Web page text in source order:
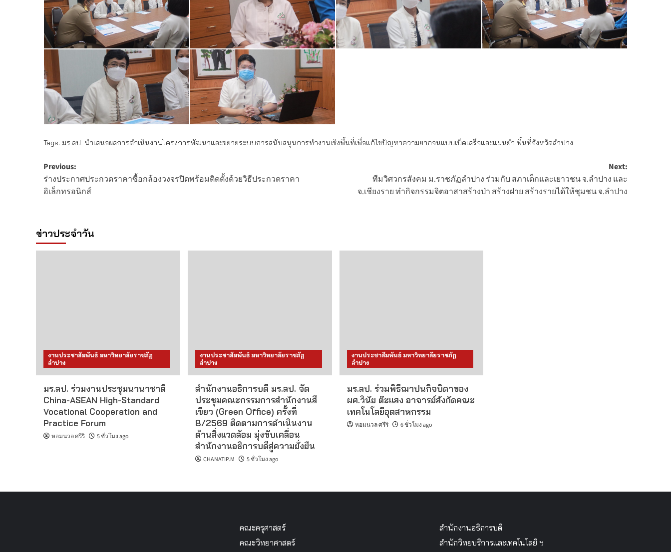
Tags: มร.ลป. นำเสนอผลการดำเนินงานโครงการพัฒนาและขยายระบบการสนับสนุนการทำงานเชิงพื้นที่เพื่อแก้ไขปัญหาความยากจนแบบเบ็ดเสร็จและแม่นยำ พื้นที่จังหวัดลำปาง
Post
navigation
Previous:
ร่างประกาศประกวดราคาซื้อกล้องวงจรปิดพร้อมติดตั้งด้วยวิธีประกวดราคา
อิเล็กทรอนิกส์
Next:
ทีมวิศวกรสังคม ม.ราชภัฏลำปาง ร่วมกับ สภาเด็กและเยาวชน จ.ลำปาง และ
จ.เชียงราย ทำกิจกรรมจิตอาสาสร้างป่า สร้างฝาย สร้างรายได้ให้ชุมชน จ.ลำปาง
ข่าวประจำวัน
งานประชาสัมพันธ์ มหาวิทยาลัยราชภัฏ
ลำปาง
มร.ลป. ร่วมงานประชุมนานาชาติ
China-ASEAN High-Standard
Vocational Cooperation and
Practice Forum
หอมนวล ศรีริ 5 ชั่วโมง ago
งานประชาสัมพันธ์ มหาวิทยาลัยราชภัฏ
ลำปาง
สำนักงานอธิการบดี มร.ลป. จัด
ประชุมคณะกรรมการสำนักงานสี
เขียว (Green Office) ครั้งที่
8/2569 ติดตามการดำเนินงาน
ด้านสิ่งแวดล้อม มุ่งขับเคลื่อน
สำนักงานอธิการบดีสู่ความยั่งยืน
CHANATIP.M 5 ชั่วโมง ago
งานประชาสัมพันธ์ มหาวิทยาลัยราชภัฏ
ลำปาง
มร.ลป. ร่วมพิธีฌาปนกิจบิดาของ
ผศ.วินัย ต๊ะแสง อาจารย์สังกัดคณะ
เทคโนโลยีอุตสาหกรรม
หอมนวล ศรีริ 6 ชั่วโมง ago
คณะครุศาสตร์
คณะวิทยาศาสตร์
สำนักงานอธิการบดี
สำนักวิทยบริการและเทคโนโลยี ฯ